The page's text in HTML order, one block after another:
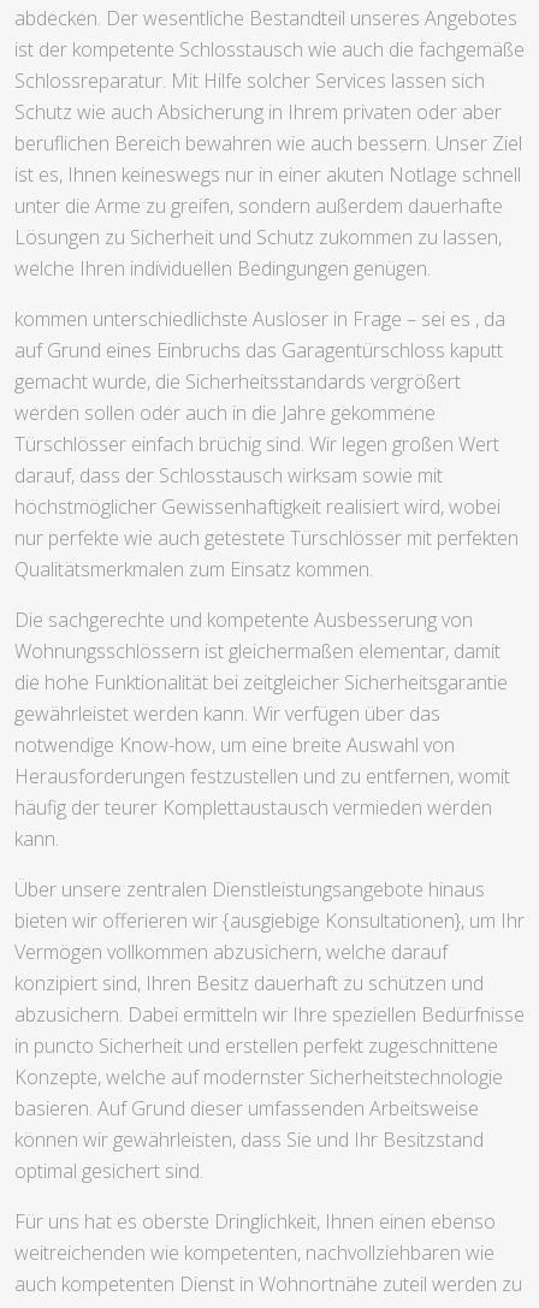
abdecken. Der wesentliche Bestandteil unseres Angebotes
ist der kompetente Schlosstausch wie auch die fachgemäße
Schlossreparatur. Mit Hilfe solcher Services lassen sich
Schutz wie auch Absicherung in Ihrem privaten oder aber
beruflichen Bereich bewahren wie auch bessern. Unser Ziel
ist es, Ihnen keineswegs nur in einer akuten Notlage schnell
unter die Arme zu greifen, sondern außerdem dauerhafte
Lösungen zu Sicherheit und Schutz zukommen zu lassen,
welche Ihren individuellen Bedingungen genügen.
kommen unterschiedlichste Auslöser in Frage – sei es , da
auf Grund eines Einbruchs das Garagentürschloss kaputt
gemacht wurde, die Sicherheitsstandards vergrößert
werden sollen oder auch in die Jahre gekommene
Türschlösser einfach brüchig sind. Wir legen großen Wert
darauf, dass der Schlosstausch wirksam sowie mit
höchstmöglicher Gewissenhaftigkeit realisiert wird, wobei
nur perfekte wie auch getestete Türschlösser mit perfekten
Qualitätsmerkmalen zum Einsatz kommen.
Die sachgerechte und kompetente Ausbesserung von
Wohnungsschlössern ist gleichermaßen elementar, damit
die hohe Funktionalität bei zeitgleicher Sicherheitsgarantie
gewährleistet werden kann. Wir verfügen über das
notwendige Know-how, um eine breite Auswahl von
Herausforderungen festzustellen und zu entfernen, womit
häufig der teurer Komplettaustausch vermieden werden
kann.
Über unsere zentralen Dienstleistungsangebote hinaus
bieten wir offerieren wir {ausgiebige Konsultationen}, um Ihr
Vermögen vollkommen abzusichern, welche darauf
konzipiert sind, Ihren Besitz dauerhaft zu schützen und
abzusichern. Dabei ermitteln wir Ihre speziellen Bedürfnisse
in puncto Sicherheit und erstellen perfekt zugeschnittene
Konzepte, welche auf modernster Sicherheitstechnologie
basieren. Auf Grund dieser umfassenden Arbeitsweise
können wir gewährleisten, dass Sie und Ihr Besitzstand
optimal gesichert sind.
Für uns hat es oberste Dringlichkeit, Ihnen einen ebenso
weitreichenden wie kompetenten, nachvollziehbaren wie
auch kompetenten Dienst in Wohnortnähe zuteil werden zu